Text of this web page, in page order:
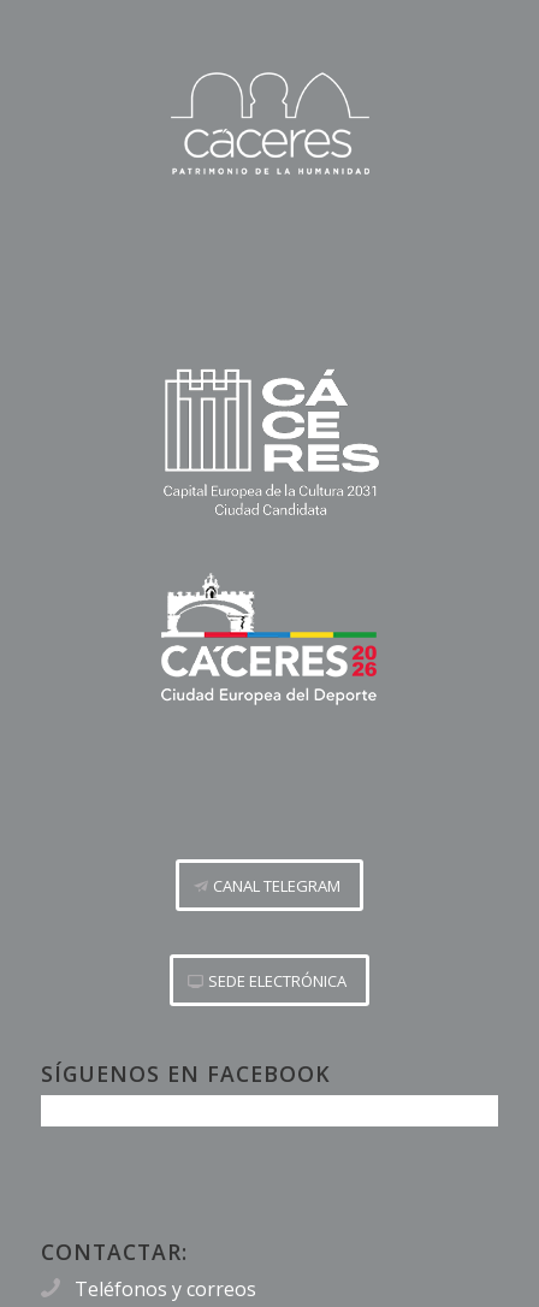
CANAL TELEGRAM
SEDE ELECTRÓNICA
SÍGUENOS EN FACEBOOK
CONTACTAR:
Teléfonos y correos